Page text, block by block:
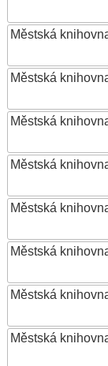
Městská
Městská
Městská
Městská
Městská
Městská
Městská
Městská